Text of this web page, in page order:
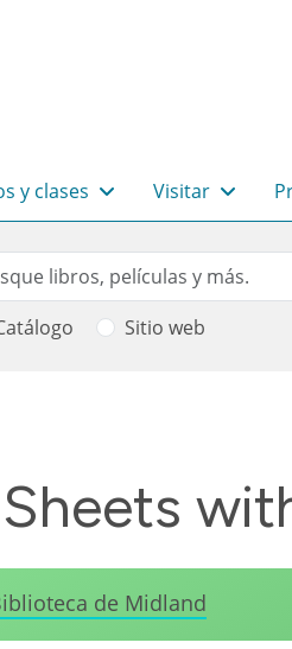
y clases Visitar
Sitio web
a la
de Midland